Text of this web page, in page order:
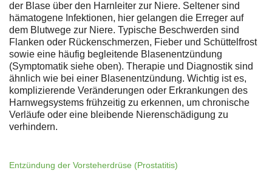
der Blase über den Harnleiter zur Niere. Seltener sind
hämatogene Infektionen, hier gelangen die Erreger auf
dem Blutwege zur Niere. Typische Beschwerden sind
Flanken oder Rückenschmerzen, Fieber und Schüttelfrost
sowie eine häufig begleitende Blasenentzündung
(Symptomatik siehe oben). Therapie und Diagnostik sind
ähnlich wie bei einer Blasenentzündung. Wichtig ist es,
komplizierende Veränderungen oder Erkrankungen des
Harnwegsystems frühzeitig zu erkennen, um chronische
Verläufe oder eine bleibende Nierenschädigung zu
verhindern.
Entzündung der Vorsteherdrüse (Prostatitis)